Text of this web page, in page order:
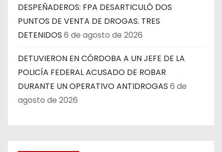
DESPEÑADEROS: FPA DESARTICULÓ DOS
PUNTOS DE VENTA DE DROGAS. TRES
DETENIDOS 6 de agosto de 2026
DETUVIERON EN CÓRDOBA A UN JEFE DE LA
POLICÍA FEDERAL ACUSADO DE ROBAR
DURANTE UN OPERATIVO ANTIDROGAS 6 de
agosto de 2026